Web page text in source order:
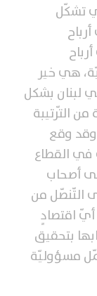
تشكّل
هي خير
لبنان بشكل
الماضية من التّرتيبة
وقد وقع
في القطاع
أصحاب
التّنصّل من
اقتصادٍ
بتحقيق
مسؤوليّة